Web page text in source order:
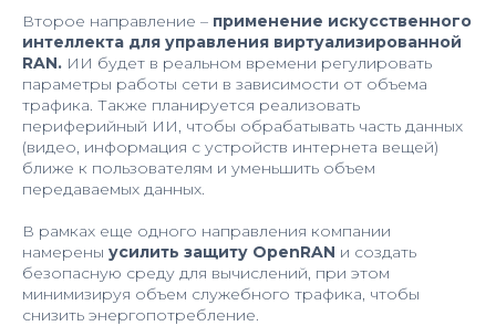
Второе направление – применение искусственного
интеллекта для управления виртуализированной
RAN. ИИ будет в реальном времени регулировать
параметры работы сети в зависимости от объема
трафика. Также планируется реализовать
периферийный ИИ, чтобы обрабатывать часть данных
(видео, информация с устройств интернета вещей)
ближе к пользователям и уменьшить объем
передаваемых данных.
В рамках еще одного направления компании
намерены усилить защиту OpenRAN и создать
безопасную среду для вычислений, при этом
минимизируя объем служебного трафика, чтобы
снизить энергопотребление.